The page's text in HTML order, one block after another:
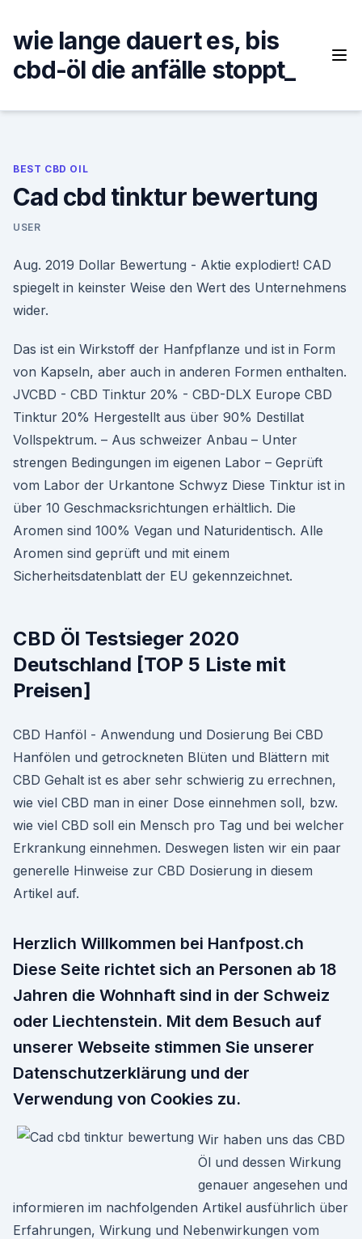
content
wie lange dauert es, bis
cbd-öl die anfälle stoppt_
BEST CBD OIL
Cad cbd tinktur bewertung
USER
Aug. 2019 Dollar Bewertung - Aktie explodiert! CAD
spiegelt in keinster Weise den Wert des Unternehmens
wider.
Das ist ein Wirkstoff der Hanfpflanze und ist in Form
von Kapseln, aber auch in anderen Formen enthalten.
JVCBD - CBD Tinktur 20% - CBD-DLX Europe CBD
Tinktur 20% Hergestellt aus über 90% Destillat
Vollspektrum. – Aus schweizer Anbau – Unter
strengen Bedingungen im eigenen Labor – Geprüft
vom Labor der Urkantone Schwyz Diese Tinktur ist in
über 10 Geschmacksrichtungen erhältlich. Die
Aromen sind 100% Vegan und Naturidentisch. Alle
Aromen sind geprüft und mit einem
Sicherheitsdatenblatt der EU gekennzeichnet.
CBD Öl Testsieger 2020
Deutschland [TOP 5 Liste mit
Preisen]
CBD Hanföl - Anwendung und Dosierung Bei CBD
Hanfölen und getrockneten Blüten und Blättern mit
CBD Gehalt ist es aber sehr schwierig zu errechnen,
wie viel CBD man in einer Dose einnehmen soll, bzw.
wie viel CBD soll ein Mensch pro Tag und bei welcher
Erkrankung einnehmen. Deswegen listen wir ein paar
generelle Hinweise zur CBD Dosierung in diesem
Artikel auf.
Herzlich Willkommen bei Hanfpost.ch
Diese Seite richtet sich an Personen ab 18
Jahren die Wohnhaft sind in der Schweiz
oder Liechtenstein. Mit dem Besuch auf
unserer Webseite stimmen Sie unserer
Datenschutzerklärung und der
Verwendung von Cookies zu.
Wir haben uns das CBD
Öl und dessen Wirkung
genauer angesehen und
informieren im nachfolgenden Artikel ausführlich über
Erfahrungen, Wirkung und Nebenwirkungen vom